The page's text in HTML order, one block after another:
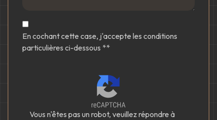
En cochant cette case, j'accepte les conditions
particulières ci-dessous **
Vous n'êtes pas un robot, veuillez répondre à